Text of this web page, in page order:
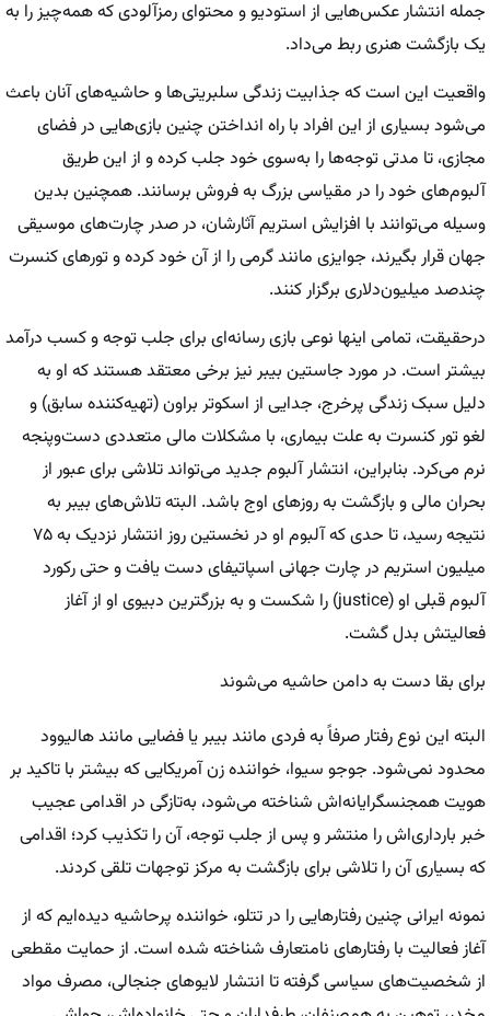
جمله انتشار عکس‌هایی از استودیو و محتوای رمزآلودی که همه‌چیز را به
یک بازگشت هنری ربط می‌داد.
واقعیت این است که جذابیت زندگی سلبریتی‌ها و حاشیه‌های آنان باعث
می‌شود بسیاری از این افراد با راه انداختن چنین بازی‌هایی در فضای
مجازی، تا مدتی توجه‌ها را به‌سوی خود جلب کرده و از این طریق
آلبوم‌های خود را در مقیاسی بزرگ به فروش برسانند. همچنین بدین
وسیله می‌توانند با افزایش استریم آثارشان، در صدر چارت‌های موسیقی
جهان قرار بگیرند، جوایزی مانند گرمی را از آن خود کرده و تور‌های کنسرت
چندصد میلیون‌دلاری برگزار کنند.
درحقیقت، تمامی اینها نوعی بازی رسانه‌ای برای جلب توجه و کسب درآمد
بیشتر است. در مورد جاستین بیبر نیز برخی معتقد هستند که او به
دلیل سبک زندگی پرخرج، جدایی از اسکوتر براون (تهیه‌کننده سابق) و
لغو تور کنسرت به علت بیماری، با مشکلات مالی متعددی دست‌وپنجه
نرم می‌کرد. بنابراین، انتشار آلبوم جدید می‌تواند تلاشی برای عبور از
بحران مالی و بازگشت به روز‌های اوج باشد. البته تلاش‌های بیبر به
نتیجه رسید، تا حدی که آلبوم او در نخستین روز انتشار نزدیک به ۷۵
میلیون استریم در چارت جهانی اسپاتیفای دست یافت و حتی رکورد
آلبوم قبلی او (justice) را شکست و به بزرگترین دبیوی او از آغاز
فعالیتش بدل گشت.
برای بقا دست به دامن حاشیه می‌شوند
البته این نوع رفتار صرفاً به فردی مانند بیبر یا فضایی مانند هالیوود
محدود نمی‌شود. جوجو سیوا، خواننده زن آمریکایی که بیشتر با تاکید بر
هویت همجنسگرایانه‌اش شناخته می‌شود، به‌تازگی در اقدامی عجیب
خبر بارداری‌اش را منتشر و پس از جلب توجه، آن را تکذیب کرد؛ اقدامی
که بسیاری آن را تلاشی برای بازگشت به مرکز توجهات تلقی کردند.
نمونه ایرانی چنین رفتار‌هایی را در تتلو، خواننده پرحاشیه دیده‌ایم که از
آغاز فعالیت با رفتار‌های نامتعارف شناخته شده است. از حمایت مقطعی
از شخصیت‌های سیاسی گرفته تا انتشار لایو‌های جنجالی، مصرف مواد